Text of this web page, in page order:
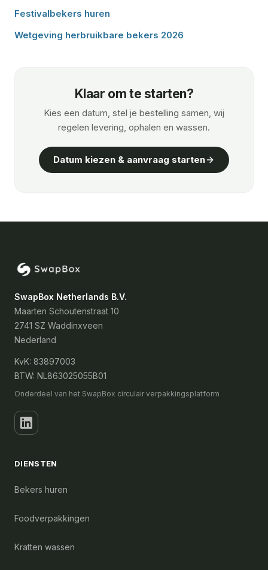
Festivalbekers huren
Wetgeving herbruikbare bekers 2026
Klaar om te starten?
Kies een datum, stel je bestelling samen, wij
regelen levering, ophalen en wassen.
Datum kiezen & aanvraag starten
SwapBox Netherlands B.V.
Maarten Schoutenstraat 10
2741 SZ Waddinxveen
Nederland
KvK: 83897003
BTW: NL863025055B01
Onderdeel van het SwapBox circulair verpakkingsplatform
DIENSTEN
Bekers huren
Foodverpakkingen
Kratten wassen